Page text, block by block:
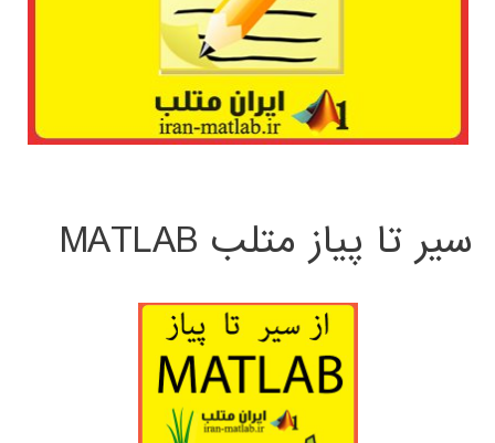
سیر تا پیاز متلب MATLAB